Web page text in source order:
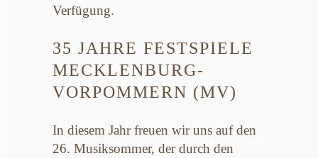
Verfügung.
35 JAHRE FESTSPIELE
MECKLENBURG-
VORPOMMERN (MV)
In diesem Jahr freuen wir uns auf den
26. Musiksommer, der durch den